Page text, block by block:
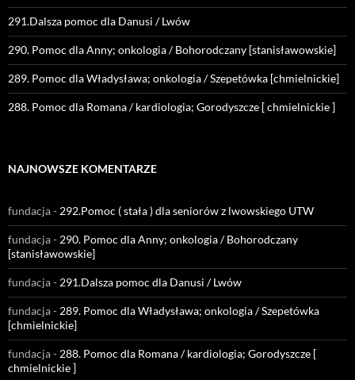
291.Dalsza pomoc dla Danusi / Lwów
290. Pomoc dla Anny; onkologia / Bohorodczany [stanisławowskie]
289. Pomoc dla Władysława; onkologia / Szepetówka [chmielnickie]
288. Pomoc dla Romana / kardiologia; Gorodyszcze [ chmielnickie ]
NAJNOWSZE KOMENTARZE
fundacja- 292.Pomoc ( stała ) dla seniorów z lwowskiego UTW
fundacja- 290. Pomoc dla Anny; onkologia / Bohorodczany
[stanisławowskie]
fundacja- 291.Dalsza pomoc dla Danusi / Lwów
fundacja- 289. Pomoc dla Władysława; onkologia / Szepetówka
[chmielnickie]
fundacja- 288. Pomoc dla Romana / kardiologia; Gorodyszcze [
chmielnickie ]